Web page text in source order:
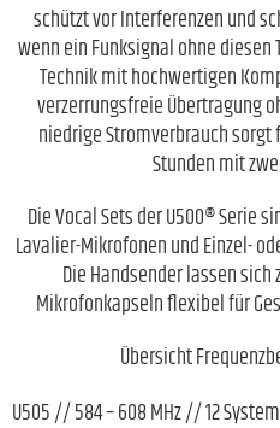
schützt vor Interferenzen und
wenn ein Funksignal ohne
Technik mit hochwertigen
verzerrungsfreie Übertragung
niedrige Stromverbrauch sorgt
Stunden mit
Die Vocal Sets der U500® Serie
Lavalier-Mikrofonen und Einzel-
Die Handsender lassen
Mikrofonkapseln flexibel für
Übersicht
U505 // 584 – 608 MHz // 12